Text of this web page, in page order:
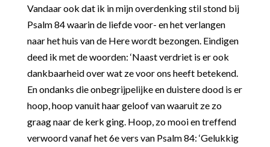
Vandaar ook dat ik in mijn overdenking stil stond bij
Psalm 84 waarin de liefde voor- en het verlangen
naar het huis van de Here wordt bezongen. Eindigen
deed ik met de woorden: ‘Naast verdriet is er ook
dankbaarheid over wat ze voor ons heeft betekend.
En ondanks die onbegrijpelijke en duistere dood is er
hoop, hoop vanuit haar geloof van waaruit ze zo
graag naar de kerk ging. Hoop, zo mooi en treffend
verwoord vanaf het 6e vers van Psalm 84: ‘Gelukkig